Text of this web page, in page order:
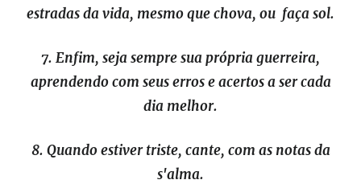
estradas da vida, mesmo que chova, ou faça sol.
7. Enfim, seja sempre sua própria guerreira,
aprendendo com seus erros e acertos a ser cada
dia melhor.
8. Quando estiver triste, cante, com as notas da
s'alma.